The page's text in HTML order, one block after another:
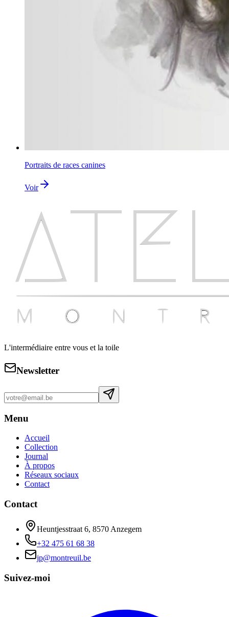
Portraits de races canines
Voir
L'intermédiaire entre vous et la toile
Newsletter
Menu
Accueil
Collection
Journal
À propos
Réseaux sociaux
Contact
Contact
Heuntjesstraat 6, 8570 Anzegem
+32 475 61 68 38
jp@montreuil.be
Suivez-moi